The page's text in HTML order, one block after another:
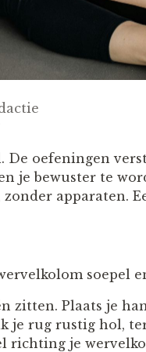
De oefeningen
je bewuster te
apparaten.
soepel
zitten. Plaats je
je rug rustig hol,
richting je